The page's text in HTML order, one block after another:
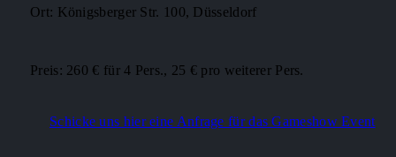
Ort: Königsberger Str. 100, Düsseldorf
Preis: 260 € für 4 Pers., 25 € pro weiterer Pers.
Schicke uns hier eine Anfrage für das Gameshow Event